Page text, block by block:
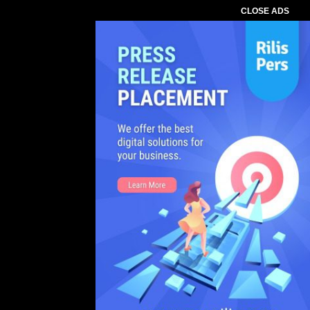
CLOSE ADS